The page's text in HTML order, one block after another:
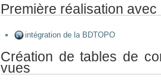
Première réalisation
intégration de la BDTOPO
Création de tables de
vues